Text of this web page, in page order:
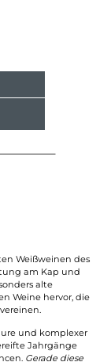
Weißweinen des
am Kap und
alte
Weine hervor, die
und komplexer
Jahrgänge
Gerade diese